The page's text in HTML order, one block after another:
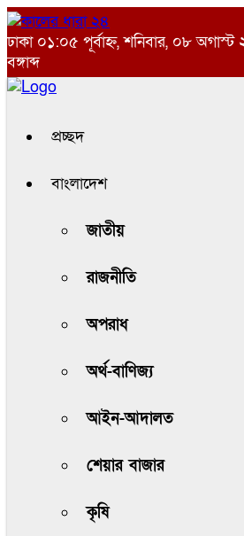
ঢাকা ০১:০৫ পূর্বাহ্ন, শনিবার, ০৮
বঙ্গাব্দ
প্রচ্ছদ
বাংলাদেশ
জাতীয়
রাজনীতি
অপরাধ
অর্থ-বাণিজ্য
আইন-আদালত
শেয়ার বাজার
কৃষি